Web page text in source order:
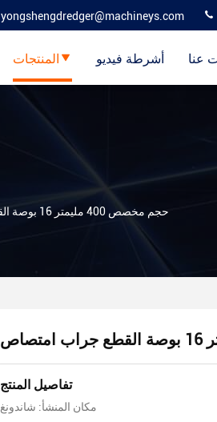
yongshengdredger@machineys.com
المنتجات أشرطة فيديو عنا
حجم مخصص 400 مليمتر 16 بوصة القطع جراب امتصاص
تفاصيل المنتج
مكان المنشأ: شاندونغ